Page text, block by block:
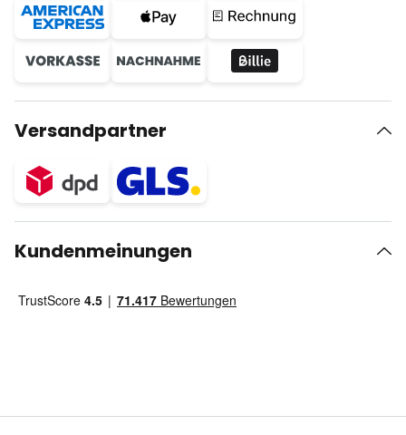
Versandpartner
Kundenmeinungen